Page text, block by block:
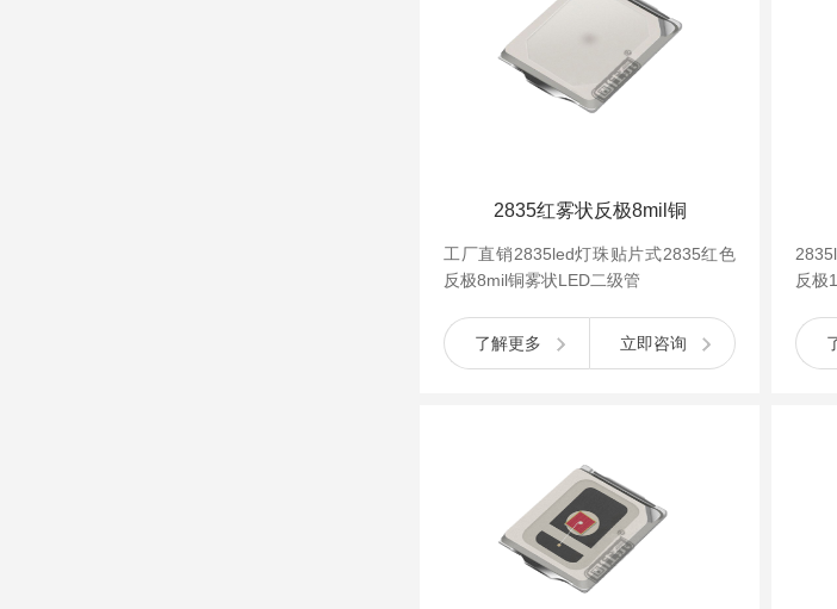
2835红雾状反极8mil铜
工厂直销2835led灯珠贴片式2835红色
反极8mil铜雾状LED二级管
了解更多 立即咨询
反极